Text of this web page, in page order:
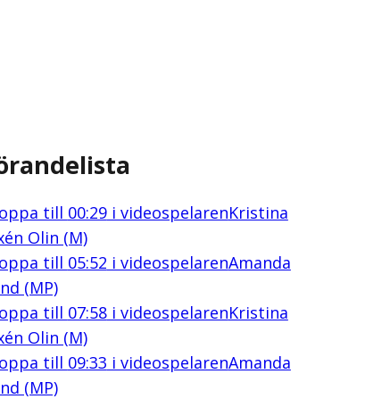
till 00:29i videospelarenKristina
Olin (M)
till 05:52 i videospelarenAmanda
(MP)
till 07:58i videospelarenKristina
Olin (M)
till 09:33 i videospelarenAmanda
(MP)